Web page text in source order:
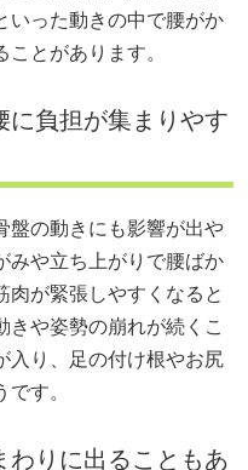
いった動きの中で腰がか
とがあります。
に負担が集まりやす
盤の動きにも影響が出や
みや立ち上がりで腰ばか
肉が緊張しやすくなると
きや姿勢の崩れが続くこ
入り、足の付け根やお尻
す。
わりに出ることもあ